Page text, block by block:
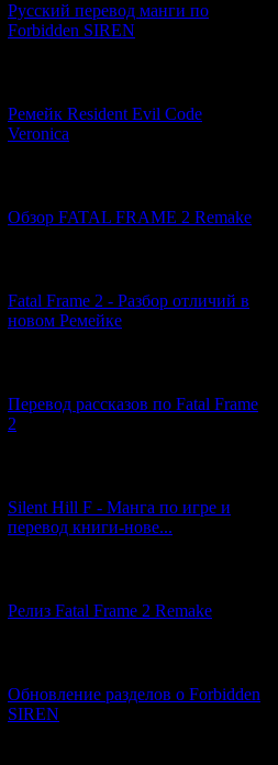
Русский перевод манги по
Forbidden SIREN
Ремейк Resident Evil Code
Veronica
Обзор FATAL FRAME 2 Remake
Fatal Frame 2 - Разбор отличий в
новом Ремейке
Перевод рассказов по Fatal Frame
2
Silent Hill F - Манга по игре и
перевод книги-нове...
Релиз Fatal Frame 2 Remake
Обновление разделов о Forbidden
SIREN